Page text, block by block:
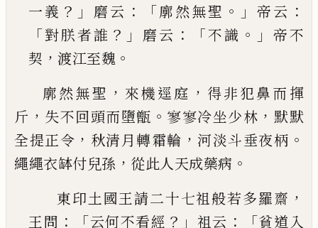
一義 ？」 磨云 ：「廓然無聖 。」 帝云 ：
「對朕者誰 ？」 磨云 ：「不識 。」 帝不
契 ， 渡江至魏 。
廓然無聖 ， 來機逕庭 ， 得非犯鼻而揮
斤 ， 失不回頭而墮甑 。 寥寥冷坐少林 ， 默默
全提正令 ， 秋清月轉霜輪 ， 河淡斗垂夜柄 。
繩繩衣缽付兒孫 ， 從此人天成藥病 。
東印土國王請二十七祖般若多羅齋 ，
王問 ：「云何不看經 ？」 祖云 ：「貧道入